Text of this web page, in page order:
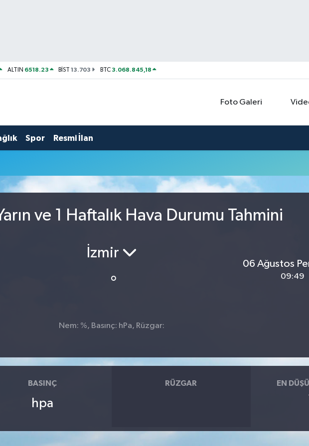
ALTIN 6518.23 BİST13.703 BTC3.068.845,18
Foto Galeri
Spor Resmi İlan
ve 1 Haftalık Hava Durumu Tahmini
İzmir
°
06 Ağustos
09:49
Nem: %, Basınç: hPa, Rüzgar:
BASINÇ
hpa
RÜZGAR EN